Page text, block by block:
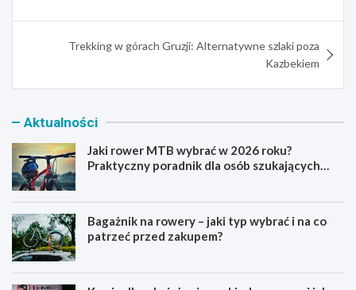
Trekking w górach Gruzji: Alternatywne szlaki poza
Kazbekiem
Aktualności
Jaki rower MTB wybrać w 2026 roku?
Praktyczny poradnik dla osób szukających
Bagażnik na rowery – jaki typ wybrać i na co
patrzeć przed zakupem?